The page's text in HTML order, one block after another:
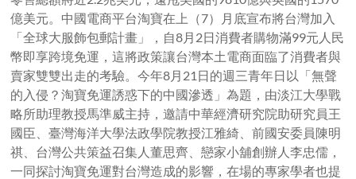
億美元。中國電商平台淘寶在上（7）月底宣布將台灣加入
「全球大服飾包郵計畫」，自8月2日消費者購物滿99元人民
幣即享跨境免運，這將政策讓台灣本土電商面臨了消費者與
賣家雙雙出走的考驗。今年8月21日的週三青年日以「無聲
的入侵？淘寶免運誘惑下的中國滲透」為題，由淡江大學戰
略所助理教授馬準威主持，邀請中華經濟研究院助研究員王
國臣、臺灣海洋大學法政學院教授江雅綺、前國安委員陳明
祺、台灣公共策益召集人董思齊、戀家小舖創辦人李忠儒，
一同探討淘寶免運對台灣造成的影響，在場的專家學者也提